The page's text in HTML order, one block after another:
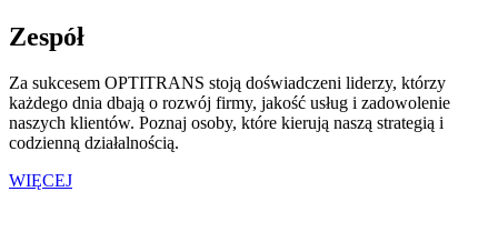
Zespół
Za sukcesem OPTITRANS stoją doświadczeni liderzy, którzy
każdego dnia dbają o rozwój firmy, jakość usług i zadowolenie
naszych klientów. Poznaj osoby, które kierują naszą strategią i
codzienną działalnością.
WIĘCEJ